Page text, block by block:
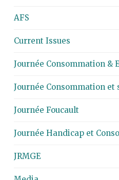
AFS
Current Issues
Journée Consommation &
Journée Consommation et
Journée Foucault
Journée Handicap et
JRMGE